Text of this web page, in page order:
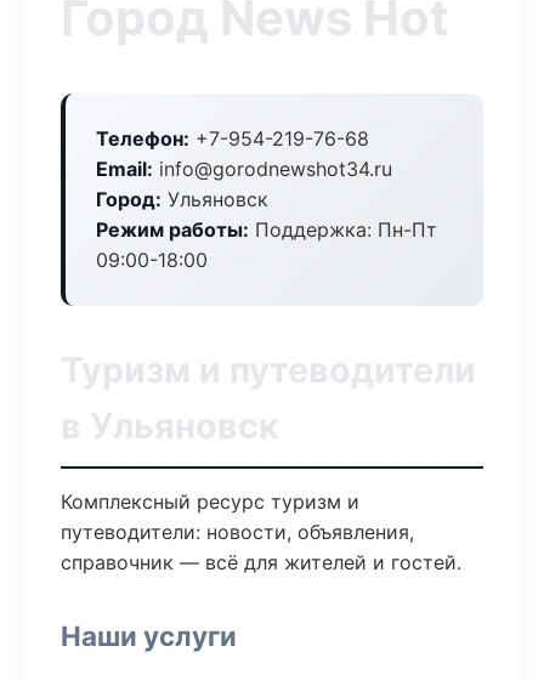
Город News Hot
Телефон: +7-954-219-76-68
Email: info@gorodnewshot34.ru
Город: Ульяновск
Режим работы: Поддержка: Пн-Пт
09:00-18:00
Туризм и путеводители
в Ульяновск
Комплексный ресурс туризм и
путеводители: новости, объявления,
справочник — всё для жителей и гостей.
Наши услуги